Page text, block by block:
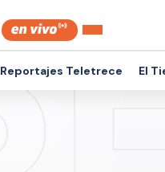
Reportajes Teletrece El